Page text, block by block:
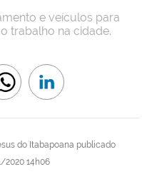
do Itabapoana publicado
2020 14h06
e veículos para
trabalho na cidade.